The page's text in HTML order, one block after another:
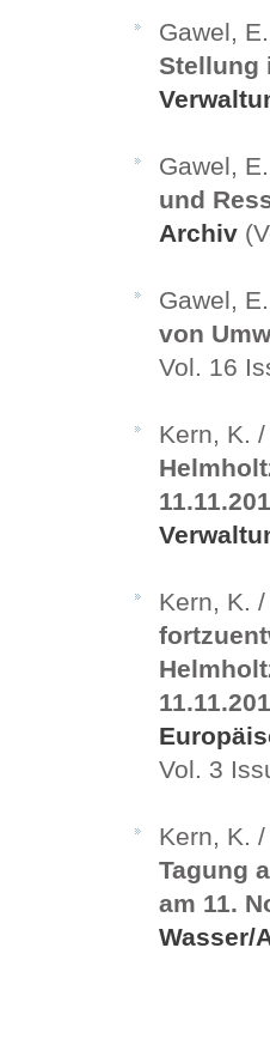
Gawel,
Stellung
Gawel,
und
Archiv
Gawel,
von
Vol. 16
Kern, K.
Kern, K.
Vol. 3
Kern, K.
Tagung
am 11.
Wasser/